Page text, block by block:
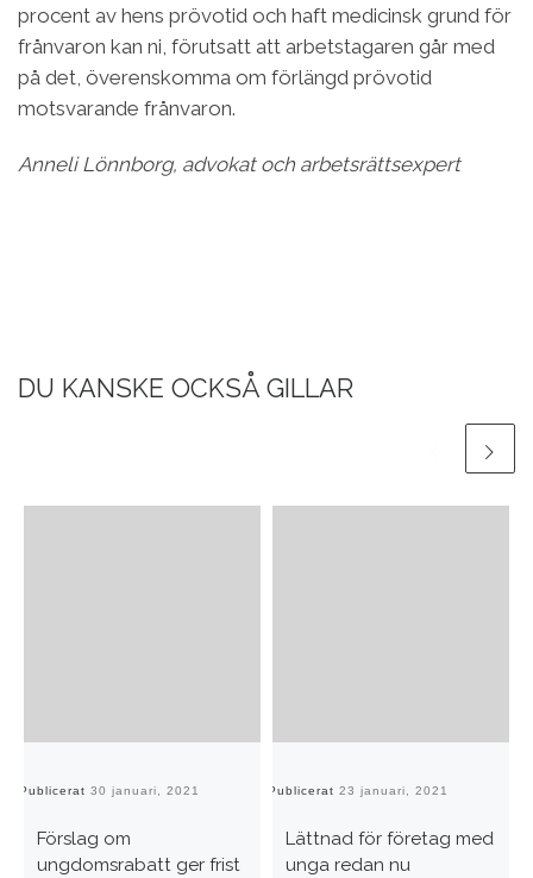
procent av hens prövotid och haft medicinsk grund för
frånvaron kan ni, förutsatt att arbetstagaren går med
på det, överenskomma om förlängd prövotid
motsvarande frånvaron.
Anneli Lönnborg, advokat och arbetsrättsexpert
DU KANSKE OCKSÅ GILLAR
Publicerat 30 januari, 2021
Förslag om
ungdomsrabatt ger frist
Publicerat 23 januari, 2021
Lättnad för företag med
unga redan nu